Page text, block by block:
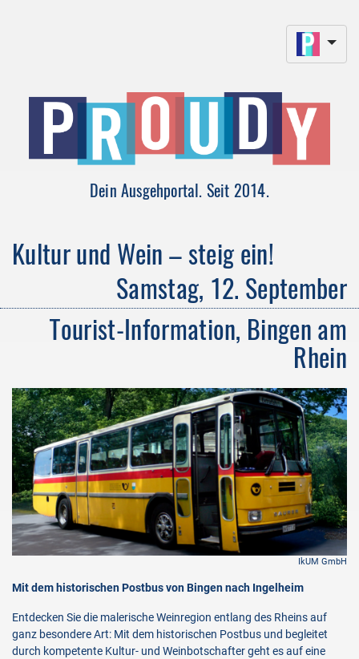
Dein Ausgehportal. Seit 2014.
Kultur und Wein – steig ein!
Samstag, 12. September
Tourist-Information, Bingen am
Rhein
IkUM GmbH
Mit dem historischen Postbus von Bingen nach Ingelheim
Entdecken Sie die malerische Weinregion entlang des Rheins auf
ganz besondere Art: Mit dem historischen Postbus und begleitet
durch kompetente Kultur- und Weinbotschafter geht es auf eine